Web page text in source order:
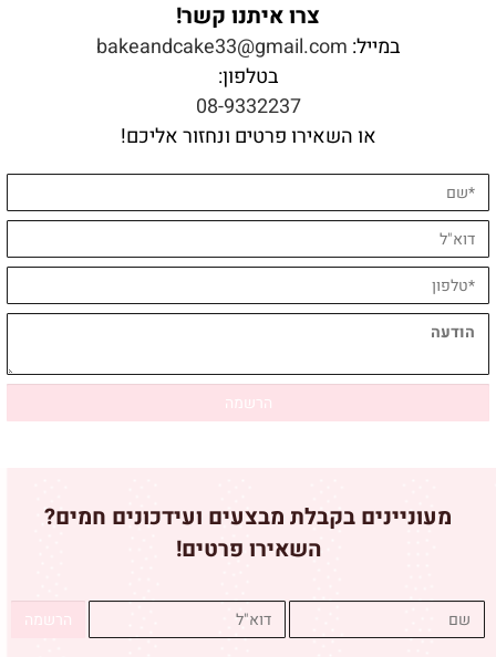
צרו איתנו קשר!
במייל: bakeandcake33@gmail.com
בטלפון:
08-9332237
או השאירו פרטים ונחזור אליכם!
מעוניינים בקבלת מבצעים ועידכונים חמים?
השאירו פרטים!